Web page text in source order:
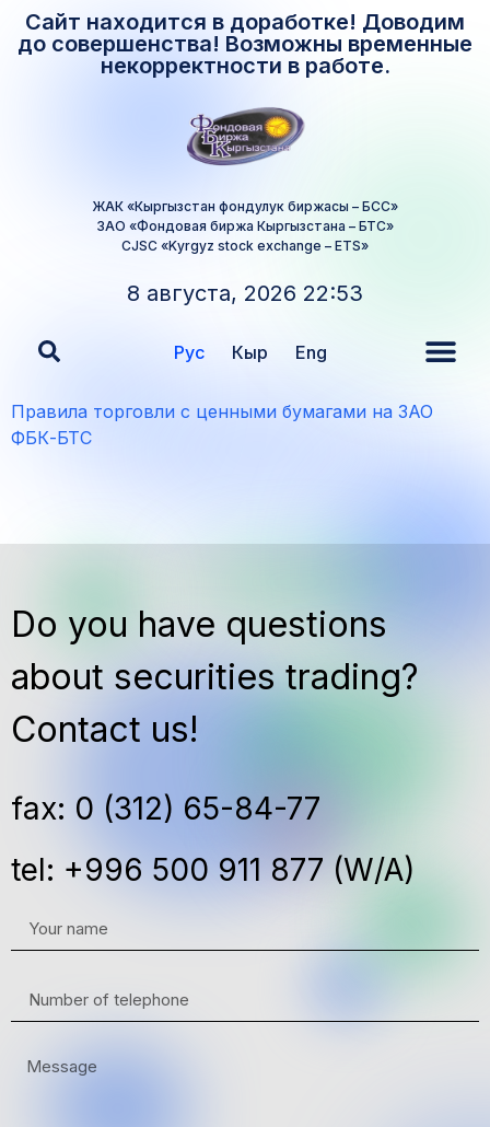
Сайт находится в доработке! Доводим
до совершенства! Возможны временные
некорректности в работе.
ЖАК «Кыргызстан фондулук биржасы – БСС»
ЗАО «Фондовая биржа Кыргызстана – БТС»
CJSC «Kyrgyz stock exchange – ETS»
8 августа, 2026 22:53
Рус Кыр Eng
Правила торговли с ценными бумагами на ЗАО
ФБК-БТС
Do you have questions
about securities trading?
Contact us!
fax: 0 (312) 65-84-77
tel: +996 500 911 877 (W/A)